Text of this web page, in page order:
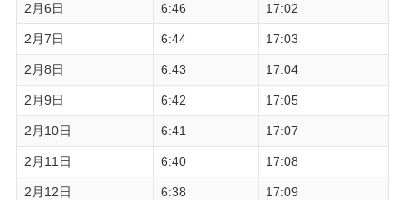
2月6日 6:46 17:02
2月7日 6:44 17:03
2月8日 6:43 17:04
2月9日 6:42 17:05
2月10日 6:41 17:07
2月11日 6:40 17:08
2月12日 6:38 17:09